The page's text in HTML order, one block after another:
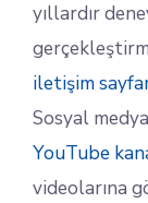
yıllardır
iletişim
Sosyal
YouTube
videolarına